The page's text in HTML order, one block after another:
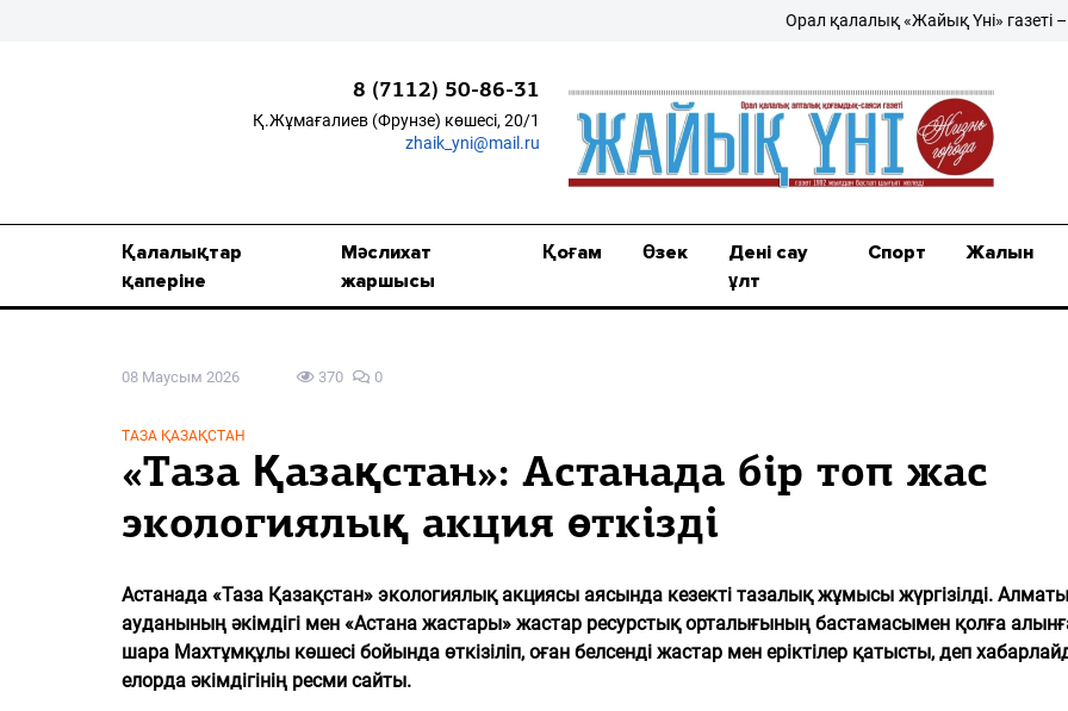
Мәслихат жаршысы
Дені сау ұлт
«Жайық үні» — 33 жыл
Орал қалалық «Жайық Үні» газеті –
8 (7112) 50-86-31
Қ.Жұмағалиев (Фрунзе) көшесі, 20/1
zhaik_yni@mail.ru
Қалалықтар
қаперіне
Мәслихат
жаршысы
Қоғам Өзек
Дені сау
ұлт
Спорт Жалын
08 Маусым 2026 370 0
ТАЗА ҚАЗАҚСТАН
«Таза Қазақстан»: Астанада бір топ жас
экологиялық акция өткізді
Астанада «Таза Қазақстан» экологиялық акциясы аясында кезекті тазалық жұмысы жүргізілді. Алматы
ауданының әкімдігі мен «Астана жастары» жастар ресурстық орталығының бастамасымен қолға
шара Махтұмқұлы көшесі бойында өткізіліп, оған белсенді жастар мен еріктілер қатысты, деп
елорда әкімдігінің ресми сайты.